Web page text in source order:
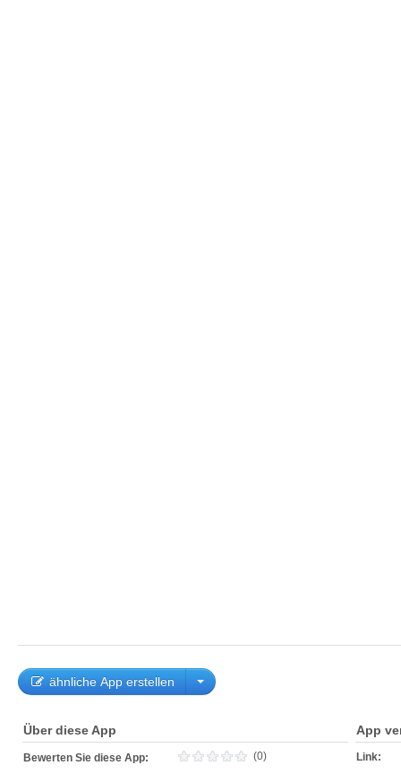
ähnliche App erstellen
Über diese App
Bewerten Sie diese App: (0)
App
Link: